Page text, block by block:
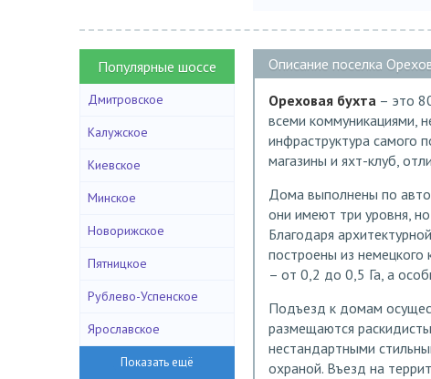
Популярные шоссе
Дмитровское
Калужское
Киевское
Минское
Новорижское
Пятницкое
Рублево-Успенское
Ярославское
Описание поселка
Ореховая бухта – это
всеми коммуникациями,
инфраструктура самого
магазины и яхт-клуб,
Дома выполнены по
они имеют три уровня,
Благодаря
построены из немецкого
– от 0,2 до 0,5 Га, а
Подъезд к домам
размещаются
нестандартными
охраной. Въезд на